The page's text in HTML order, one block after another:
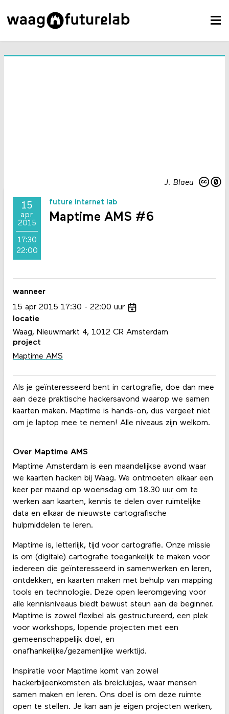
J. Blaeu
15
apr
2015
17:30
22:00
future internet lab
Maptime AMS #6
Als je geïnteresseerd bent in cartografie, doe dan mee
aan deze praktische hackersavond waarop we samen
kaarten maken. Maptime is hands-on, dus vergeet niet
om je laptop mee te nemen! Alle niveaus zijn welkom.
Over Maptime AMS
Maptime Amsterdam is een maandelijkse avond waar
we kaarten hacken bij Waag. We ontmoeten elkaar een
keer per maand op woensdag om 18.30 uur om te
werken aan kaarten, kennis te delen over ruimtelijke
data en elkaar de nieuwste cartografische
hulpmiddelen te leren.
Maptime is, letterlijk, tijd voor cartografie. Onze missie
is om (digitale) cartografie toegankelijk te maken voor
iedereen die geïnteresseerd in samenwerken en leren,
ontdekken, en kaarten maken met behulp van mapping
tools en technologie. Deze open leeromgeving voor
alle kennisniveaus biedt bewust steun aan de beginner.
Maptime is zowel flexibel als gestructureerd, een plek
voor workshops, lopende projecten met een
gemeenschappelijk doel, en
onafhankelijke/gezamenlijke werktijd.
Inspiratie voor Maptime komt van zowel
hackerbijeenkomsten als breiclubjes, waar mensen
samen maken en leren. Ons doel is om deze ruimte
open te stellen. Je kan aan je eigen projecten werken,
wanneer
15 apr 2015 17:30 22:00 uur
locatie
Waag, Nieuwmarkt 4, 1012 CR Amsterdam
project
Maptime AMS